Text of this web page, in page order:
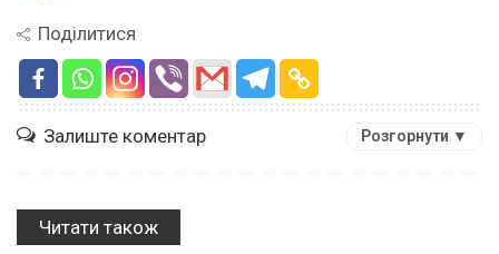
Поділитися
Залиште коментар Розгорнути ▼
Читати також